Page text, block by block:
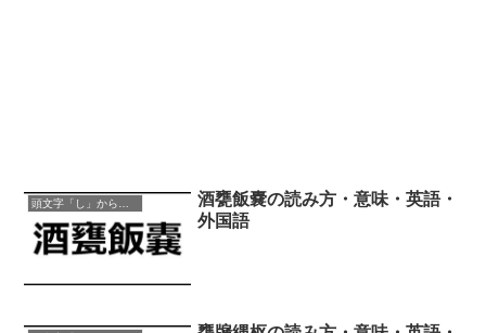
酒甕飯嚢の読み方・意味・英語・
外国語